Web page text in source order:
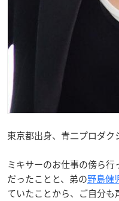
東京都出身、青二プロダク
ミキサーのお仕事の傍ら
だったことと、弟の野島健
ていたことから、ご自分も